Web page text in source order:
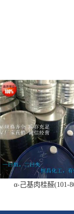
α-己基肉桂醛(101-